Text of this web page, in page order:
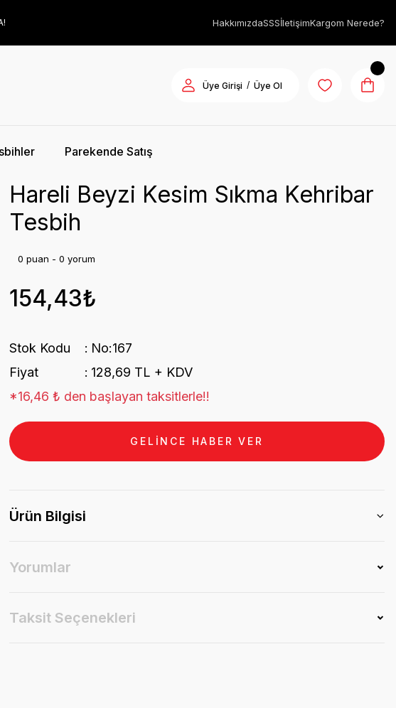
HakkımızdaSSSİletişimKargom Nerede?
Üye Girişi / Üye Ol
Parekende Satış
Hareli Beyzi Kesim Sıkma Kehribar
Tesbih
0 puan - 0 yorum
154,43₺
Stok Kodu
No:167
Fiyat
128,69 TL + KDV
*16,46 ₺ den başlayan taksitlerle!!
GELİNCE HABER VER
Ürün Bilgisi
Yorumlar
Taksit Seçenekleri